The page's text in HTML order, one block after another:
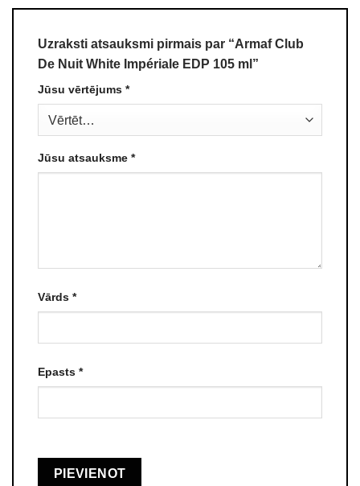
Uzraksti atsauksmi pirmais par “Armaf Club
De Nuit White Impériale EDP 105 ml”
Jūsu vērtējums *
Jūsu atsauksme *
Vārds *
Epasts *